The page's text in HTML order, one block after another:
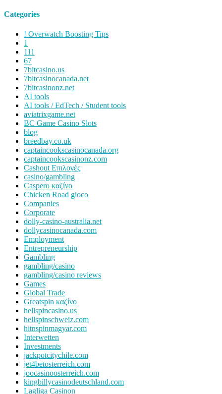
Categories
! Overwatch Boosting Tips
1
111
67
7bitcasino.us
7bitcasinocanada.net
7bitcasinonz.net
AI tools
AI tools / EdTech / Student tools
aviatrixgame.net
BC Game Casino Slots
blog
breedbay.co.uk
captaincookscasinocanada.org
captaincookscasinonz.com
Cashout Επιλογές
casino/gambling
Caspero καζίνο
Chicken Road gioco
Companies
Corporate
dolly-casino-australia.net
dollycasinocanada.com
Employment
Entrepreneurship
Gambling
gambling/casino
gambling/casino reviews
Games
Global Trade
Greatspin καζίνο
hellspincasino.us
hellspinschweiz.com
hitnspinmagyar.com
Interwetten
Investments
jackpotcitychile.com
jet4betosterreich.com
joocasinoosterreich.com
kingbillycasinodeutschland.com
Lagliga Casinon